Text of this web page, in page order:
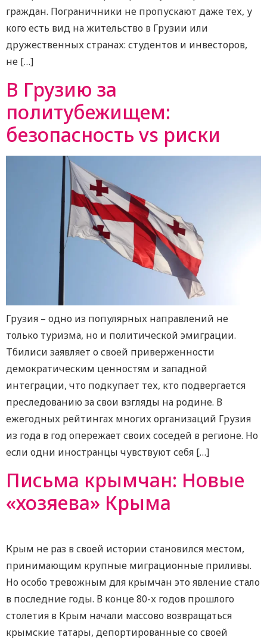
граждан. Пограничники не пропускают даже тех, у
кого есть вид на жительство в Грузии или
дружественных странах: студентов и инвесторов,
не […]
В Грузию за
политубежищем:
безопасность vs риски
Грузия – одно из популярных направлений не
только туризма, но и политической эмиграции.
Тбилиси заявляет о своей приверженности
демократическим ценностям и западной
интеграции, что подкупает тех, кто подвергается
преследованию за свои взгляды на родине. В
ежегодных рейтингах многих организаций Грузия
из года в год опережает своих соседей в регионе. Но
если одни иностранцы чувствуют себя […]
Письма крымчан: Новые
«хозяева» Крыма
Крым не раз в своей истории становился местом,
принимающим крупные миграционные приливы.
Но особо тревожным для крымчан это явление стало
в последние годы. В конце 80-х годов прошлого
столетия в Крым начали массово возвращаться
крымские татары, депортированные со своей